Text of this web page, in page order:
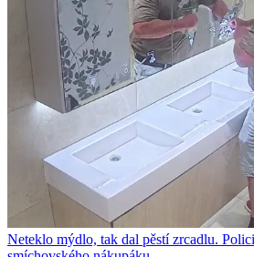
Neteklo mýdlo, tak dal pěstí zrcadlu.